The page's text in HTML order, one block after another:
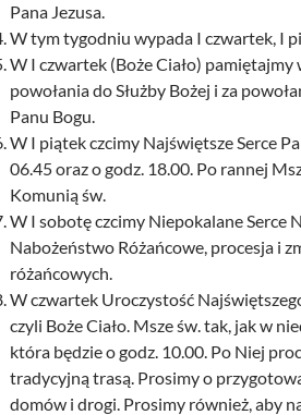
Pana Jezusa.
W tym tygodniu wypada I czwartek, I
W I czwartek (Boże Ciało)
powołania do Służby Bożej i za
Panu Bogu.
W I piątek czcimy Najświętsze Serce
06.45 oraz o godz. 18.00. Po rannej
Komunią św.
W I sobotę czcimy Niepokalane Serce
Nabożeństwo Różańcowe, procesja i
różańcowych.
W czwartek Uroczystość
czyli Boże Ciało. Msze św. tak, jak w
która będzie o godz. 10.00. Po Niej
tradycyjną trasą. Prosimy o
domów i drogi. Prosimy również, aby